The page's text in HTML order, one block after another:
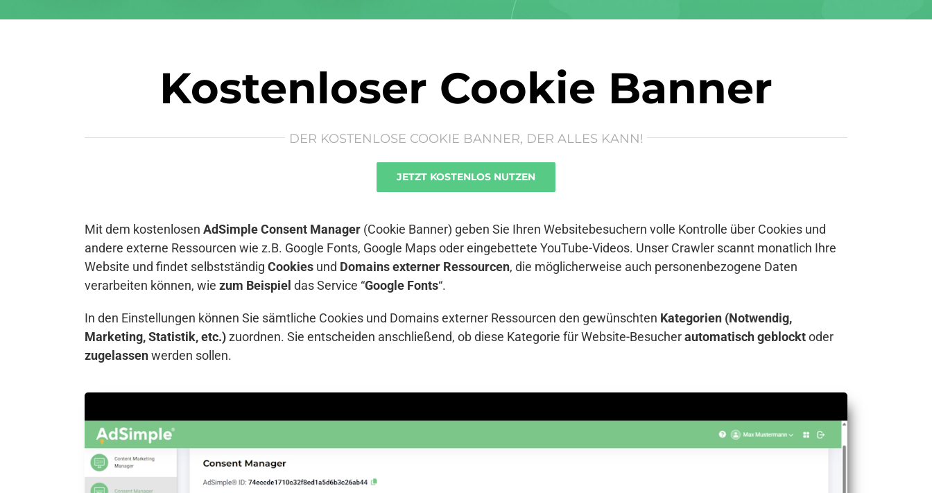
Kostenloser Cookie Banner
DER KOSTENLOSE COOKIE BANNER, DER ALLES KANN!
JETZT KOSTENLOS NUTZEN
Mit dem kostenlosen AdSimple Consent Manager (Cookie Banner) geben Sie Ihren Websitebesuchern volle Kontrolle über Cookies und
andere externe Ressourcen wie z.B. Google Fonts, Google Maps oder eingebettete YouTube-Videos. Unser Crawler scannt monatlich Ihre
Website und findet selbstständig Cookies und Domains externer Ressourcen, die möglicherweise auch personenbezogene Daten
verarbeiten können, wie zum Beispiel das Service “Google Fonts“.
In den Einstellungen können Sie sämtliche Cookies und Domains externer Ressourcen den gewünschten Kategorien (Notwendig,
Marketing, Statistik, etc.)zuordnen. Sie entscheiden anschließend, ob diese Kategorie für Website-Besucherautomatisch geblocktoder
zugelassenwerden sollen.